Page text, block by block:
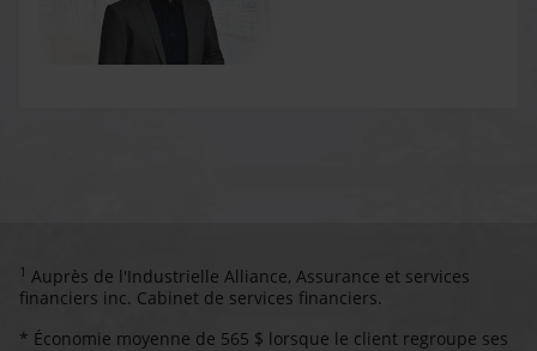
1 Auprès de l'Industrielle Alliance, Assurance et services
financiers inc. Cabinet de services financiers.
* Économie moyenne de 565 $ lorsque le client regroupe ses